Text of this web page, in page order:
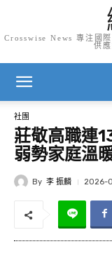
Crosswise News 專注國
供
社團
莊敬高職連
弱勢家庭溫
By 李 振麟 2026-